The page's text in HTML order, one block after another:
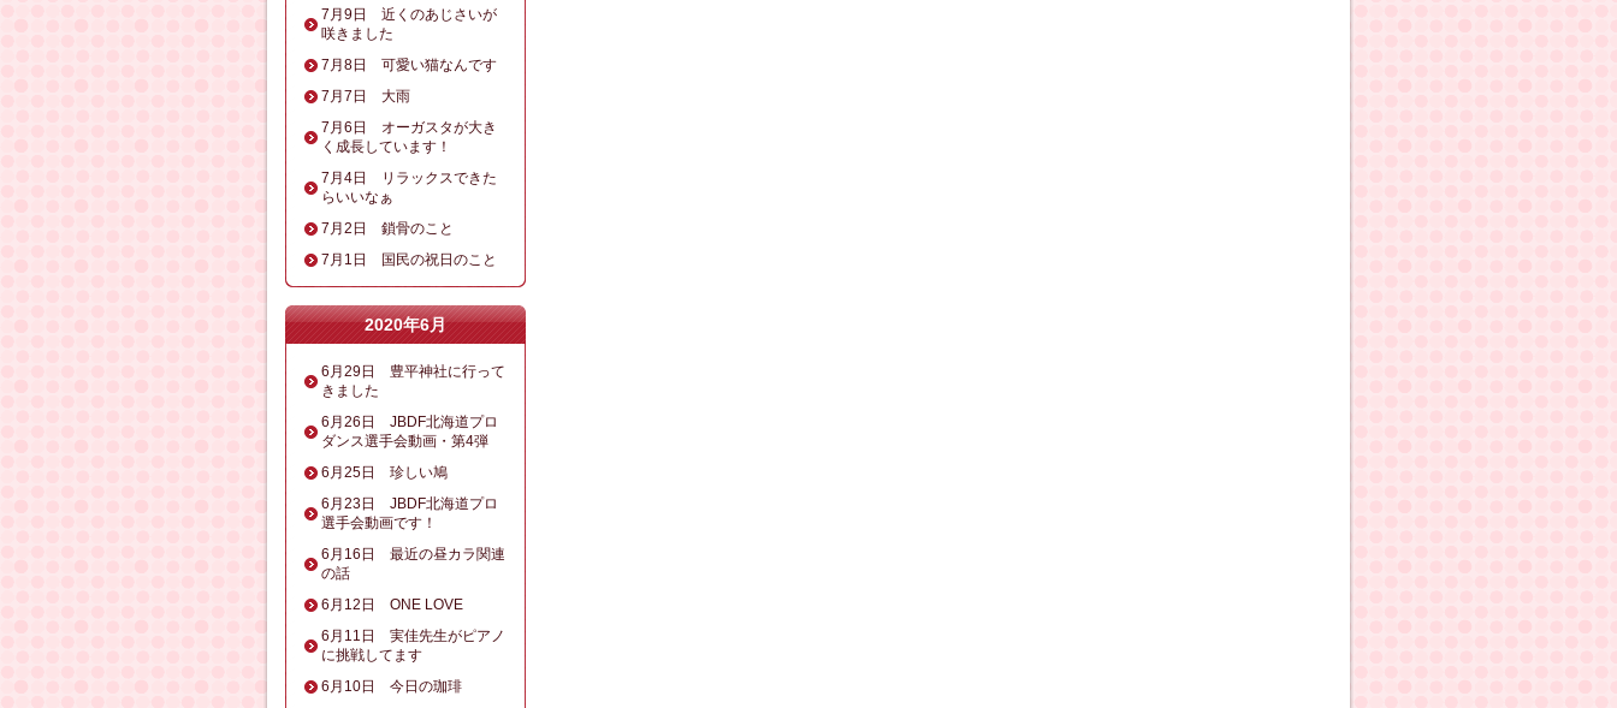
7月9日 近くのあじさいが
咲きました
7月8日 可愛い猫なんです
7月7日 大雨
7月6日 オーガスタが大き
く成長しています！
7月4日 リラックスできた
らいいなぁ
7月2日 鎖骨のこと
7月1日 国民の祝日のこと
2020年6月
6月29日 豊平神社に行って
きました
6月26日 JBDF北海道プロ
ダンス選手会動画・第4弾
6月25日 珍しい鳩
6月23日 JBDF北海道プロ
選手会動画です！
6月16日 最近の昼カラ関連
の話
6月12日 ONE LOVE
6月11日 実佳先生がピアノ
に挑戦してます
6月10日 今日の珈琲